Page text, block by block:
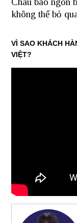
không thể bỏ
VÌ SAO KHÁCH
VIỆT?